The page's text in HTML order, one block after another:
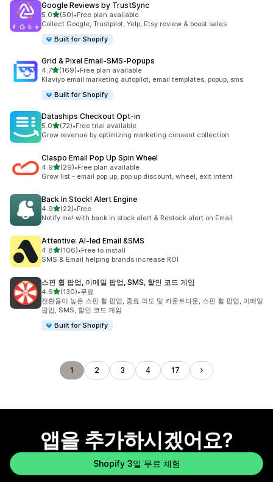
Google Reviews by TrustSync
5.0별 5개 중
(50)
총 리뷰 50개
•Free plan available
Collect Google, Trustpilot, Yelp, Etsy review & boost sales
Built for Shopify
Grid & Pixel Email‑SMS‑Popups
4.7별 5개 중
(169)
총 리뷰 169개
•Free plan available
Klaviyo email marketing autopilot, email templates, popup, sms
Built for Shopify
Dataships Checkout Opt‑in
5.0별 5개 중
(72)
총 리뷰 72개
•Free trial available
Grow revenue by optimizing marketing consent collection
Claspo Email Pop Up Spin Wheel
4.9별 5개 중
(29)
총 리뷰 29개
•Free plan available
Grow list - email pop up, pop up discount, wheel, exit intent
Back In Stock! Alert Engine
4.9별 5개 중
(22)
총 리뷰 22개
•Free
Notify me! with back in stock alert & Restock alert on Email
Attentive: AI‑led Email &SMS
4.8별 5개 중
(106)
총 리뷰 106개
•Free to install
SMS & Email helping brands increase ROI
스핀 휠 팝업, 이메일 팝업, SMS, 할인 코드 게임
4.6별 5개 중
(130)
총 리뷰 130개
•무료
전환율이 높은 스핀 휠 팝업, 종료 의도 및 카운트다운, 스핀 휠 팝업, 이메일
팝업, SMS, 할인 코드 게임
Built for Shopify
1 2 3 4 17
앱을 추가하시겠어요?
Shopify 3일 무료 체험